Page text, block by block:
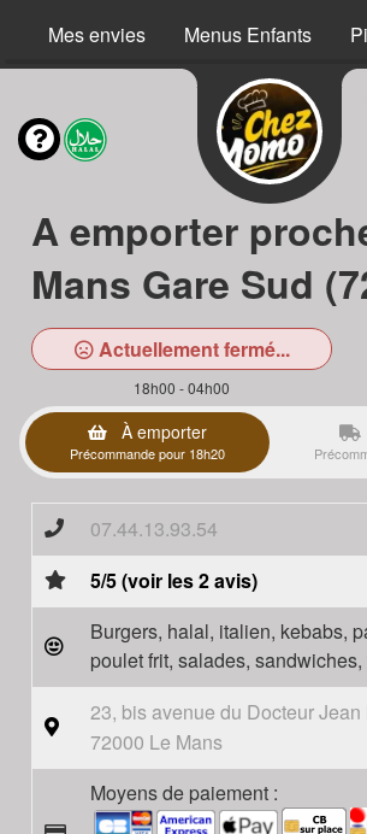
Mes envies Menus Enfants
A emporter
Mans Gare Sud
Actuellement fermé...
18h00 - 04h00
À emporter
Précommande pour 18h20
07.44.13.93.54
5/5 (voir les 2 avis)
Burgers, halal, italien, kebabs,
poulet frit, salades,
23, bis avenue du Docteur Jean
72000 Le Mans
Moyens de paiement :